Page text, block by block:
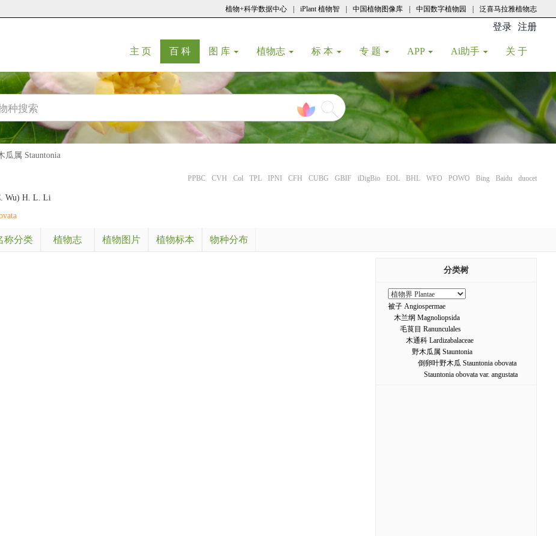
植物+科学数据中心 iPlant 植物智 中国植物图像库 中国数字植物园 泛喜马拉雅植物志
登录 注册
主 页(current)
百 科(current)
图 库 植物志 标 本 专 题 APP Ai助手 关 于
瓜属 Stauntonia
PPBC CVH Col TPL IPNI CFH CUBG GBIF iDigBio EOL BHL WFO POWO Bing Baidu duocet
Wu) H. L. Li
称分类 植物志 植物图片 植物标本 物种分布
分类树
被子 Angiospermae
木兰纲 Magnoliopsida
毛茛目 Ranunculales
木通科 Lardizabalaceae
野木瓜属 Stauntonia
倒卵叶野木瓜 Stauntonia obovata
Stauntonia obovata var. angustata